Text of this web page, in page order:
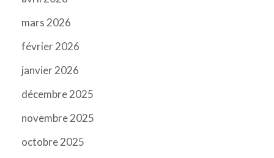
mars 2026
février 2026
janvier 2026
décembre 2025
novembre 2025
octobre 2025